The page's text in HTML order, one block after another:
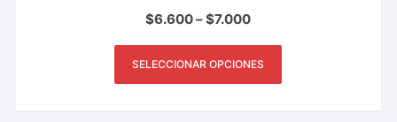
Deportiva, Rio, Lago, Mar.
$6.600–$7.000
SELECCIONAR OPCIONES